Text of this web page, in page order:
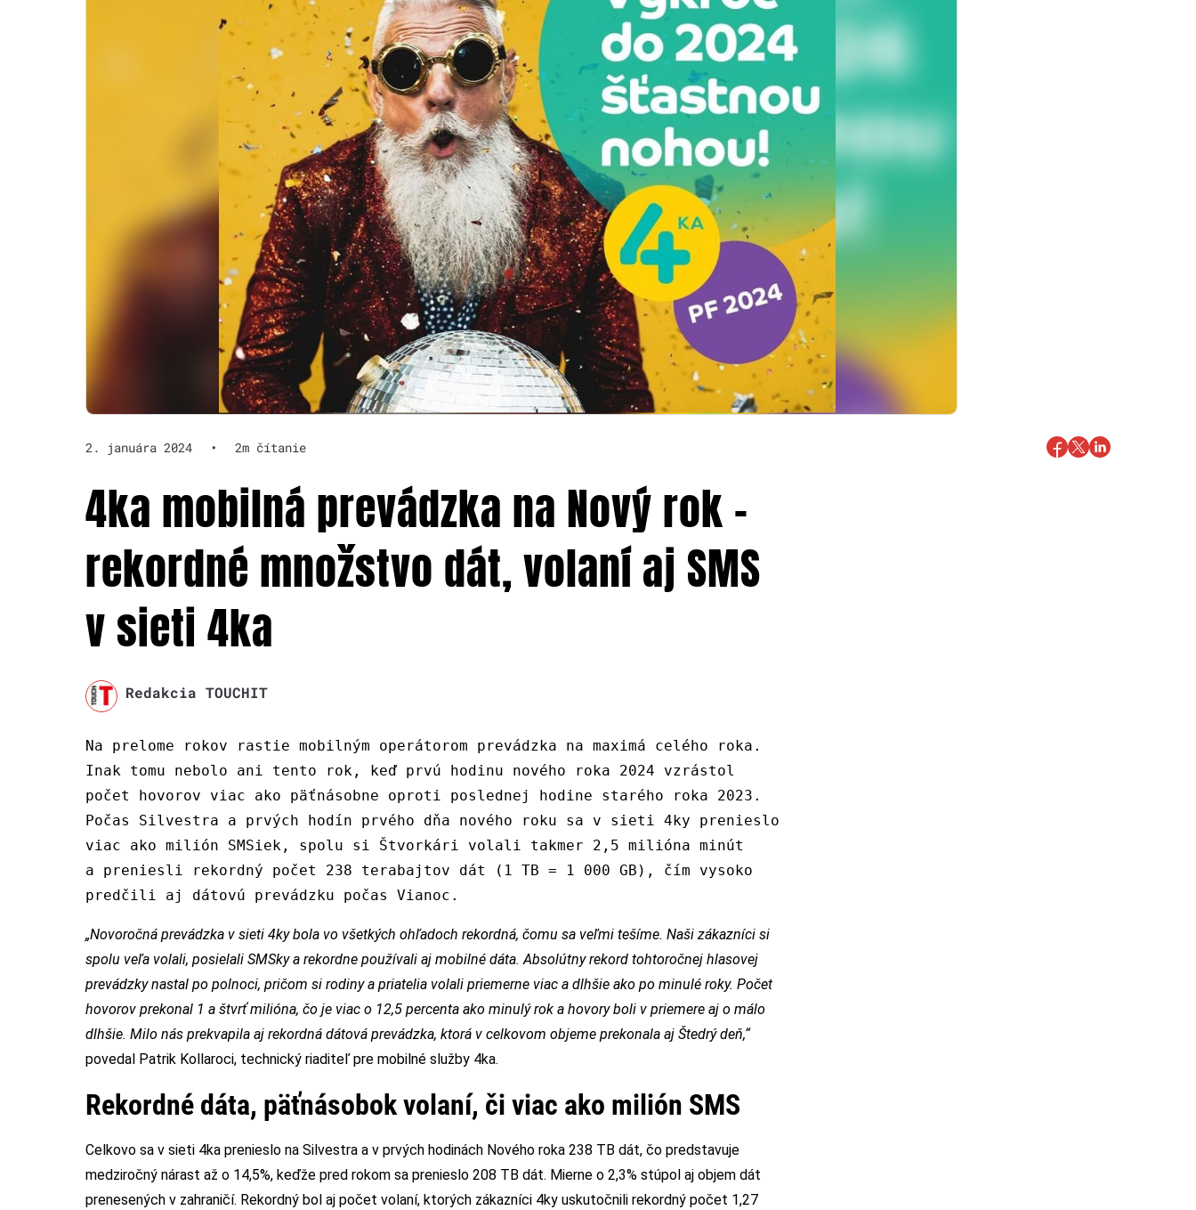
2. januára 2024 • 2m čítanie
4ka mobilná prevádzka na Nový rok –
rekordné množstvo dát, volaní aj SMS
v sieti 4ka
Redakcia TOUCHIT
Na prelome rokov rastie mobilným operátorom prevádzka na maximá celého roka.
Inak tomu nebolo ani tento rok, keď prvú hodinu nového roka 2024 vzrástol
počet hovorov viac ako päťnásobne oproti poslednej hodine starého roka 2023.
Počas Silvestra a prvých hodín prvého dňa nového roku sa v sieti 4ky prenieslo
viac ako milión SMSiek, spolu si Štvorkári volali takmer 2,5 milióna minút
a preniesli rekordný počet 238 terabajtov dát (1 TB = 1 000 GB), čím vysoko
predčili aj dátovú prevádzku počas Vianoc.
„Novoročná prevádzka v sieti 4ky bola vo všetkých ohľadoch rekordná, čomu sa veľmi tešíme. Naši zákazníci si
spolu veľa volali, posielali SMSky a rekordne používali aj mobilné dáta. Absolútny rekord tohtoročnej hlasovej
prevádzky nastal po polnoci, pričom si rodiny a priatelia volali priemerne viac a dlhšie ako po minulé roky. Počet
hovorov prekonal 1 a štvrť milióna, čo je viac o 12,5 percenta ako minulý rok a hovory boli v priemere aj o málo
dlhšie. Milo nás prekvapila aj rekordná dátová prevádzka, ktorá v celkovom objeme prekonala aj Štedrý deň,“
povedal Patrik Kollaroci, technický riaditeľ pre mobilné služby 4ka.
Rekordné dáta, päťnásobok volaní, či viac ako milión SMS
Celkovo sa v sieti 4ka prenieslo na Silvestra a v prvých hodinách Nového roka 238 TB dát, čo predstavuje
medziročný nárast až o 14,5%, keďže pred rokom sa prenieslo 208 TB dát. Mierne o 2,3% stúpol aj objem dát
prenesených v zahraničí. Rekordný bol aj počet volaní, ktorých zákazníci 4ky uskutočnili rekordný počet 1,27